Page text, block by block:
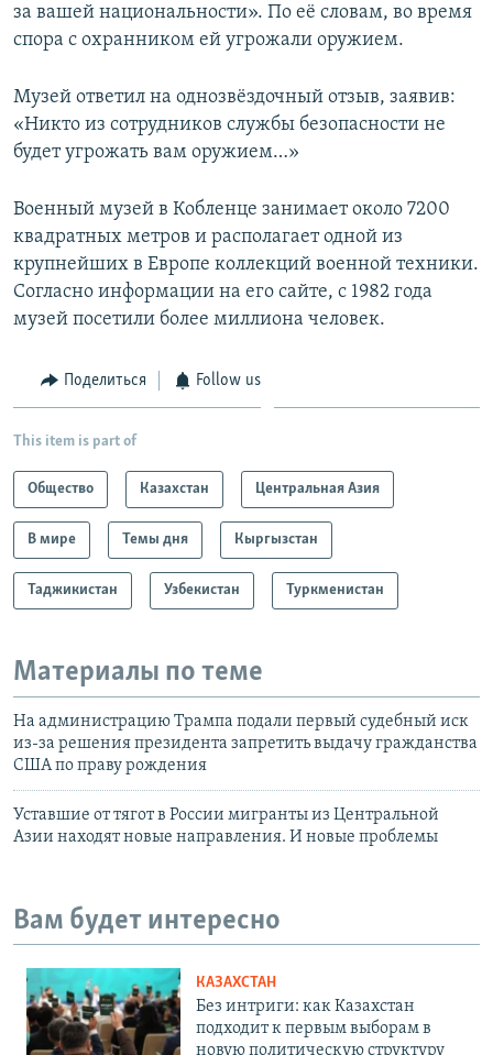
за вашей национальности». По её словам, во время
спора с охранником ей угрожали оружием.
Музей ответил на однозвёздочный отзыв, заявив:
«Никто из сотрудников службы безопасности не
будет угрожать вам оружием…»
Военный музей в Кобленце занимает около 7200
квадратных метров и располагает одной из
крупнейших в Европе коллекций военной техники.
Согласно информации на его сайте, с 1982 года
музей посетили более миллиона человек.
Поделиться Follow us
This item is part of
Общество Казахстан Центральная Азия
В мире Темы дня Кыргызстан
Таджикистан Узбекистан Туркменистан
Материалы по теме
На администрацию Трампа подали первый судебный иск
из-за решения президента запретить выдачу гражданства
США по праву рождения
Уставшие от тягот в России мигранты из Центральной
Азии находят новые направления. И новые проблемы
Вам будет интересно
КАЗАХСТАН
Без интриги: как Казахстан
подходит к первым выборам в
новую политическую структуру